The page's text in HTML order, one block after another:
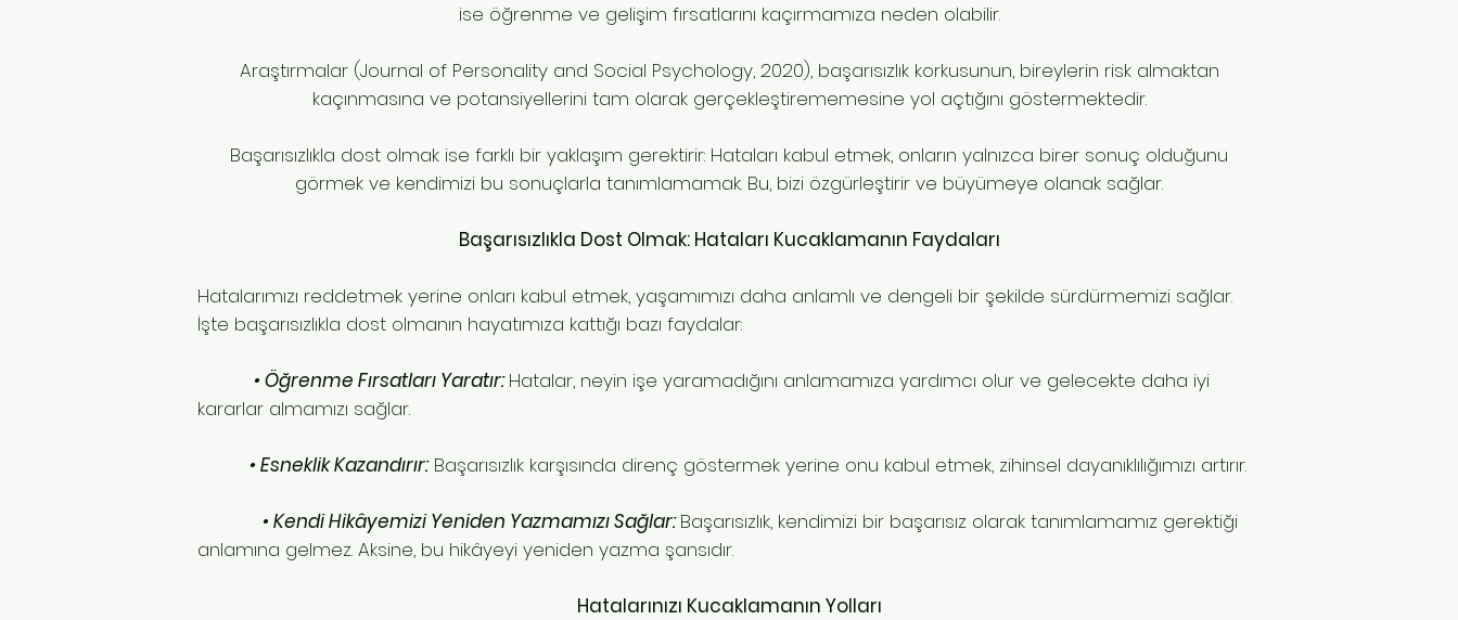
ise öğrenme ve gelişim fırsatlarını kaçırmamıza neden olabilir.
Araştırmalar (Journal of Personality and Social Psychology, 2020), başarısızlık korkusunun, bireylerin risk almaktan
kaçınmasına ve potansiyellerini tam olarak gerçekleştirememesine yol açtığını göstermektedir.
Başarısızlıkla dost olmak ise farklı bir yaklaşım gerektirir: Hataları kabul etmek, onların yalnızca birer sonuç olduğunu
görmek ve kendimizi bu sonuçlarla tanımlamamak. Bu, bizi özgürleştirir ve büyümeye olanak sağlar.
Başarısızlıkla Dost Olmak: Hataları Kucaklamanın Faydaları
Hatalarımızı reddetmek yerine onları kabul etmek, yaşamımızı daha anlamlı ve dengeli bir şekilde sürdürmemizi sağlar.
İşte başarısızlıkla dost olmanın hayatımıza kattığı bazı faydalar:
• Öğrenme Fırsatları Yaratır:Hatalar, neyin işe yaramadığını anlamamıza yardımcı olur ve gelecekte daha iyi
kararlar almamızı sağlar.
• Esneklik Kazandırır:Başarısızlık karşısında direnç göstermek yerine onu kabul etmek, zihinsel dayanıklılığımızı artırır.
• Kendi Hikâyemizi Yeniden Yazmamızı Sağlar:Başarısızlık, kendimizi bir başarısız olarak tanımlamamız gerektiği
anlamına gelmez. Aksine, bu hikâyeyi yeniden yazma şansıdır.
Hatalarınızı Kucaklamanın Yolları